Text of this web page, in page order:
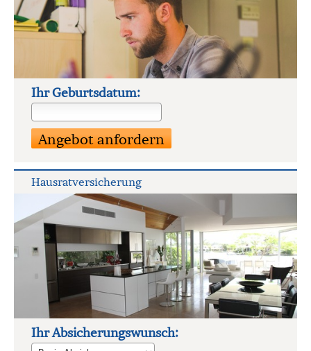
Ihr Geburts­datum:
Haus­rat­ver­si­che­rung
Ihr Ab­si­che­rungs­wunsch: